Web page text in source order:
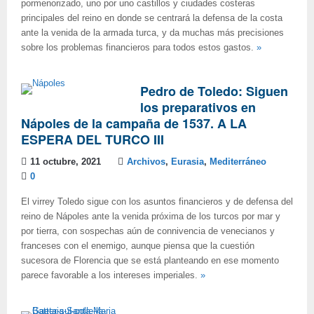
pormenorizado, uno por uno castillos y ciudades costeras
principales del reino en donde se centrará la defensa de la costa
ante la venida de la armada turca, y da muchas más precisiones
sobre los problemas financieros para todos estos gastos. »
Pedro de Toledo: Siguen
los preparativos en
Nápoles de la campaña de 1537. A LA
ESPERA DEL TURCO III
11 octubre, 2021 Archivos, Eurasia, Mediterráneo
0
El virrey Toledo sigue con los asuntos financieros y de defensa del
reino de Nápoles ante la venida próxima de los turcos por mar y
por tierra, con sospechas aún de connivencia de venecianos y
franceses con el enemigo, aunque piensa que la cuestión
sucesora de Florencia que se está planteando en ese momento
parece favorable a los intereses imperiales. »